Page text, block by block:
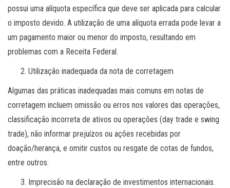
possui uma alíquota específica que deve ser aplicada para calcular
o imposto devido. A utilização de uma alíquota errada pode levar a
um pagamento maior ou menor do imposto, resultando em
problemas com a Receita Federal.
Utilização inadequada da nota de corretagem
Algumas das práticas inadequadas mais comuns em notas de
corretagem incluem omissão ou erros nos valores das operações,
classificação incorreta de ativos ou operações (day trade e swing
trade), não informar prejuízos ou ações recebidas por
doação/herança, e omitir custos ou resgate de cotas de fundos,
entre outros.
Imprecisão na declaração de investimentos internacionais.